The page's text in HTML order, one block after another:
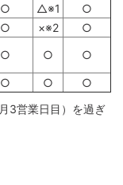
○ △※1
○
○ ×※2
○
○ ○ ○
○ ○
○
3営業日目）を過ぎ